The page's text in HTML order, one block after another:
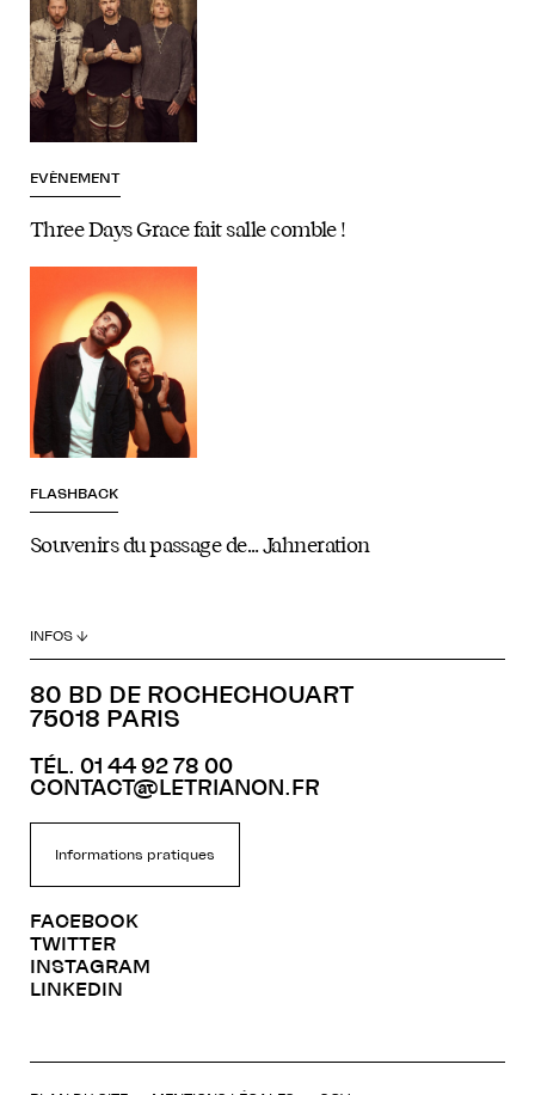
EVÈNEMENT
Three Days Grace fait salle comble !
FLASHBACK
Souvenirs du passage de… Jahneration
INFOS ↓
80 BD DE ROCHECHOUART
75018 PARIS
TÉL. 01 44 92 78 00
CONTACT@LETRIANON.FR
Informations pratiques
FACEBOOK
TWITTER
INSTAGRAM
LINKEDIN